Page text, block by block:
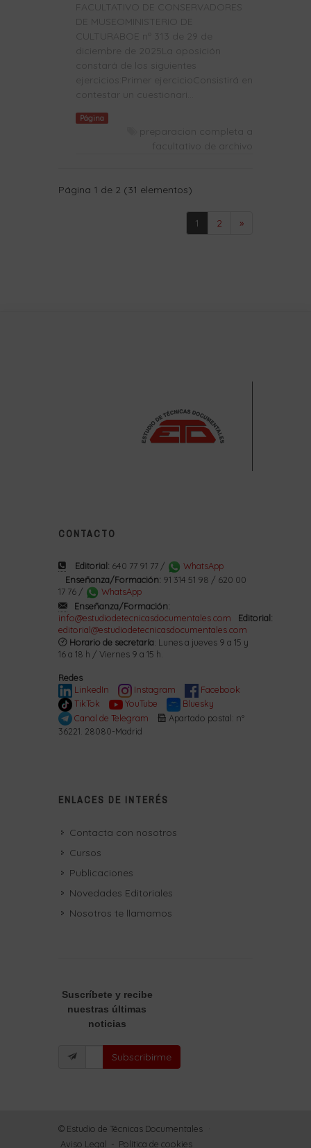
FACULTATIVO DE CONSERVADORES
DE MUSEOMINISTERIO DE
CULTURABOE nº 313 de 29 de
diciembre de 2025La oposición
constará de los siguientes
ejercicios:Primer ejercicioConsistirá en
contestar un cuestionari...
Página
preparacion completa a
facultativo de archivo
Página 1 de 2 (31 elementos)
1 2 »
CONTACTO
Editorial: 640 77 91 77 /
WhatsApp
Enseñanza/Formación: 91 314 51 98 / 620 00
17 76 /
WhatsApp
Enseñanza/Formación:
info@estudiodetecnicasdocumentales.com
Editorial:
editorial@estudiodetecnicasdocumentales.com
Horario de secretaría: Lunes a jueves 9 a 15 y
16 a 18 h / Viernes 9 a 15 h.
Redes
LinkedIn
Instagram
Facebook
TikTok
YouTube
Bluesky
Canal de Telegram
Apartado postal: nº
36221. 28080-Madrid
ENLACES DE INTERÉS
Contacta con nosotros
Cursos
Publicaciones
Novedades Editoriales
Nosotros te llamamos
Suscríbete y recibe
nuestras últimas
noticias
Subscribirme
© Estudio de Técnicas Documentales ·
Aviso Legal - Política de cookies